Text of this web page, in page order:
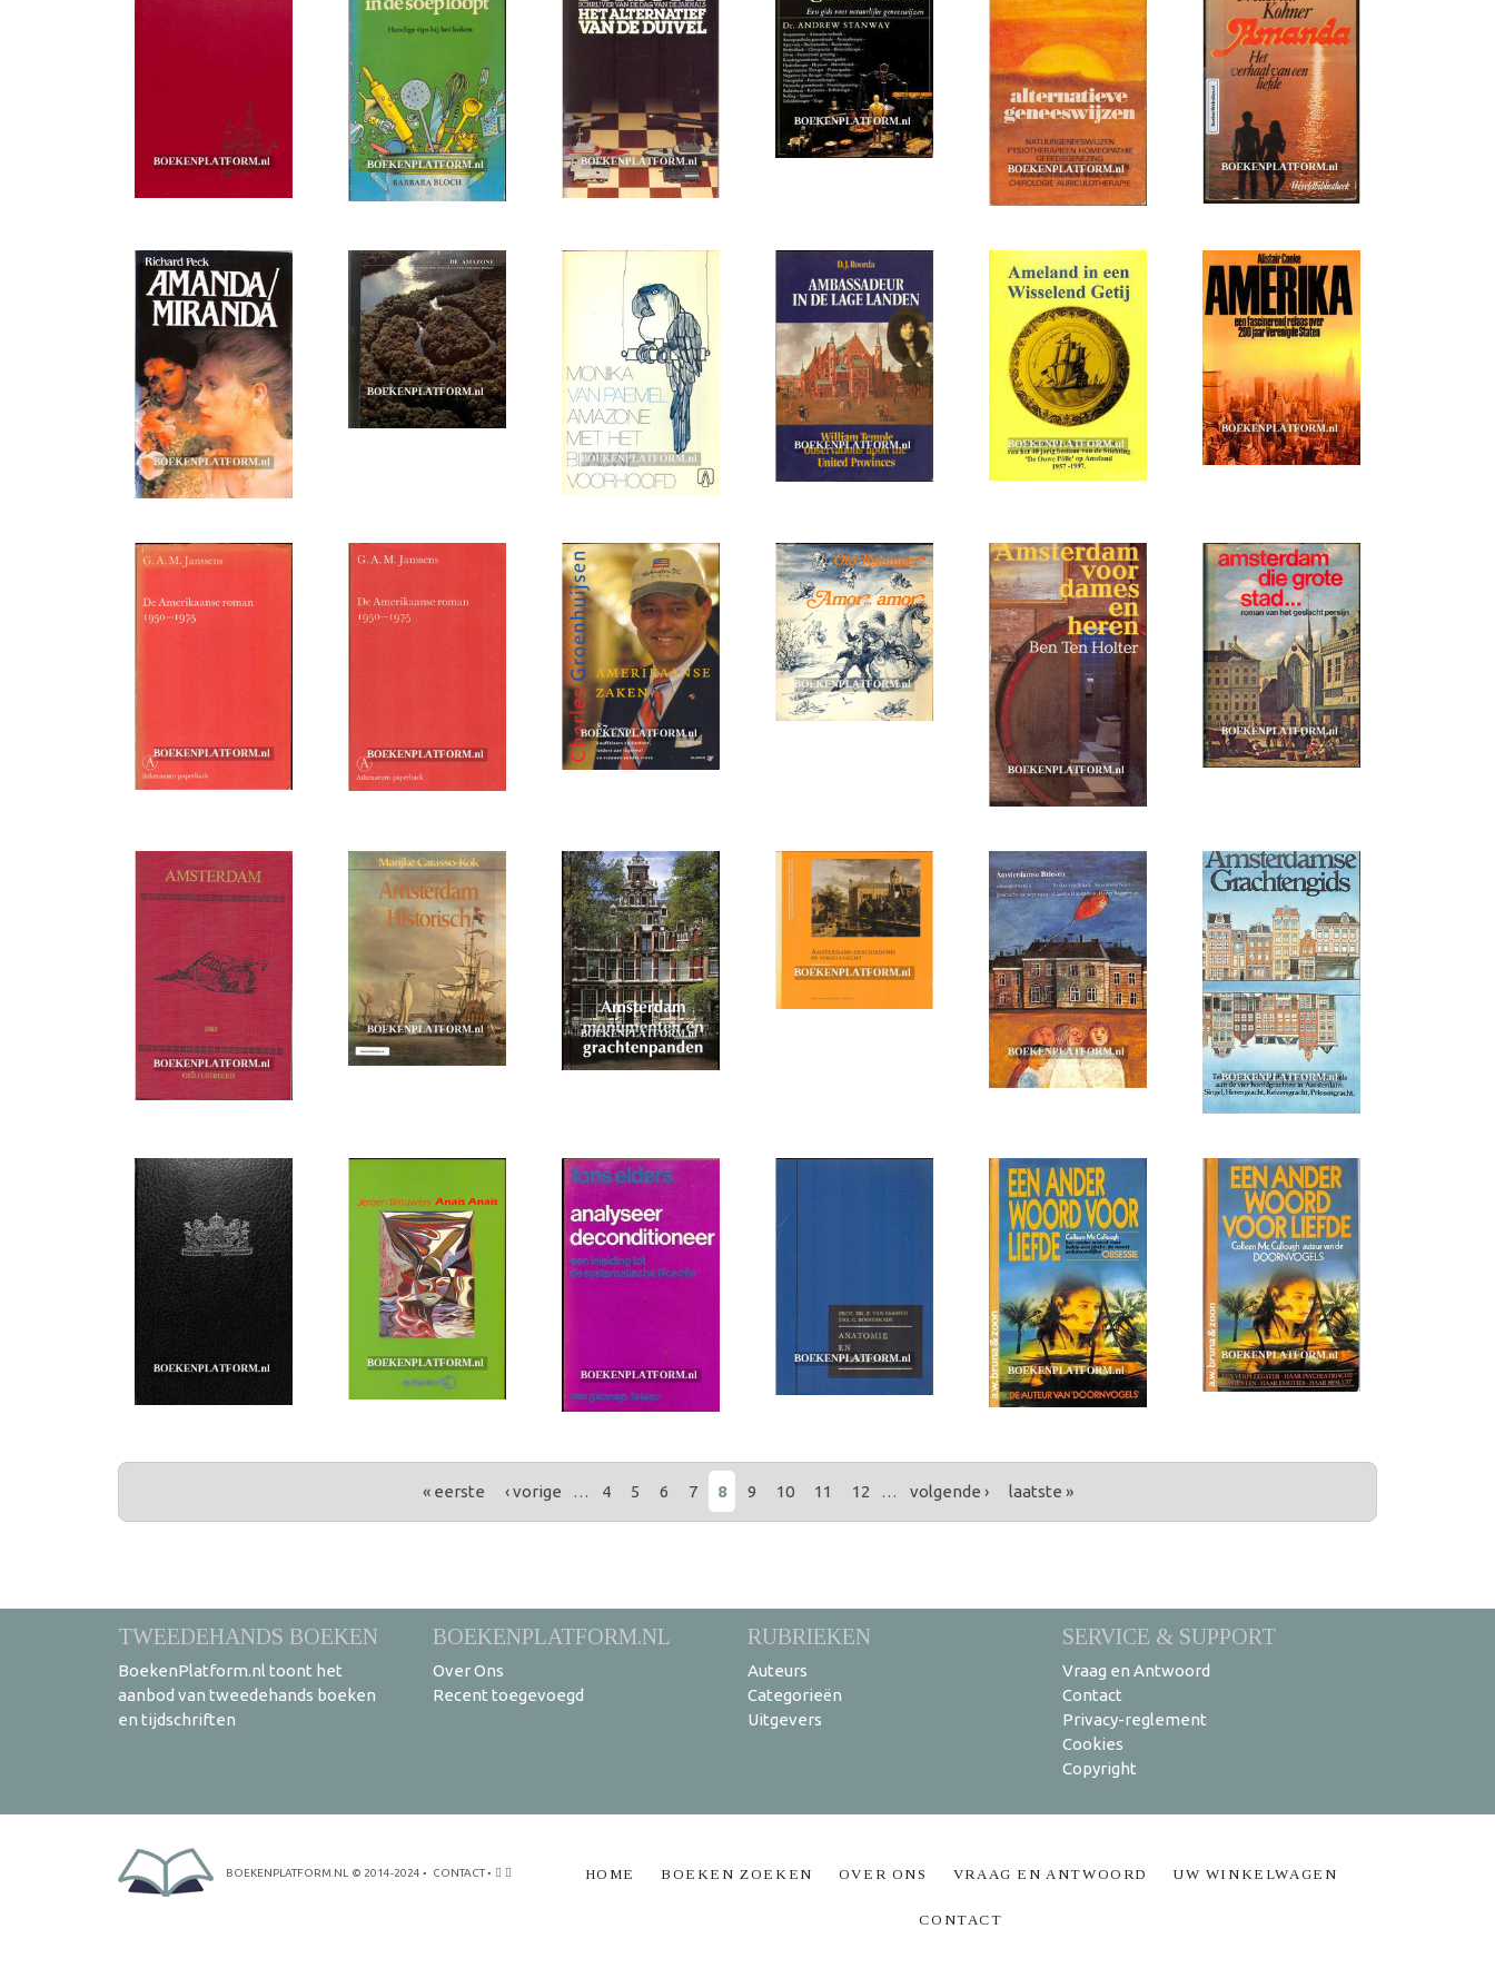
PAGINA'S « eerste ‹ vorige … 4 5 6 7 8 9 10 11 12 … volgende › laatste »
TWEEDEHANDS BOEKEN
BoekenPlatform.nl toont het
aanbod van tweedehands boeken
en tijdschriften
BOEKENPLATFORM.NL
Over Ons
Recent toegevoegd
RUBRIEKEN
Auteurs
Categorieën
Uitgevers
SERVICE & SUPPORT
Vraag en Antwoord
Contact
Privacy-reglement
Cookies
Copyright
BOEKENPLATFORM.NL © 2014-2024 • CONTACT• HOME BOEKEN ZOEKEN OVER ONS VRAAG EN ANTWOORD UW WINKELWAGEN
CONTACT